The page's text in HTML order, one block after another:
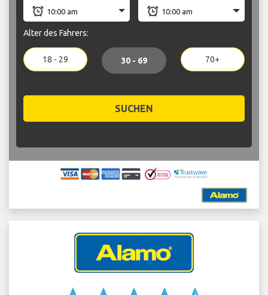
Alter des Fahrers:
18 - 29 30 - 69 70+
SUCHEN